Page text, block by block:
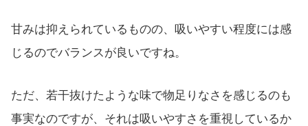
甘みは抑えられているものの、吸いやすい程度には感
じるのでバランスが良いですね。
ただ、若干抜けたような味で物足りなさを感じるのも
事実なのですが、それは吸いやすさを重視しているか